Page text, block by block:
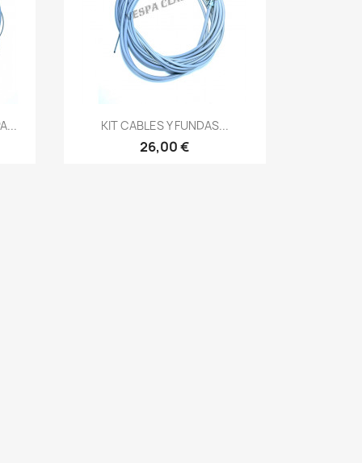
Vista rápida
KIT CABLES Y FUNDAS...
26,00 €